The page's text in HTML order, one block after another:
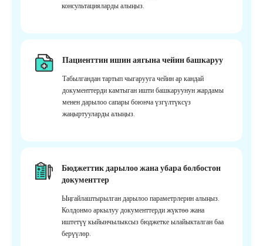
консультацияларды алыңыз.
Пациенттин ишин аягына чейин башкаруу
Табылгандан тартып чыгарууга чейин ар кандай
документтерди камтыган ишти башкаруунун жардамы
менен дарылоо сапары боюнча үзгүлтүксүз
жаңыртууларды алыңыз.
Бюджеттик дарылоо жана убара болбостон
документтер
Ыңгайлаштырылган дарылоо параметрлерин алыңыз.
Колдонмо аркылуу документтерди жүктөө жана
иштетүү кыйынчылыксыз бюджетке ылайыкталган баа
берүүлөр.